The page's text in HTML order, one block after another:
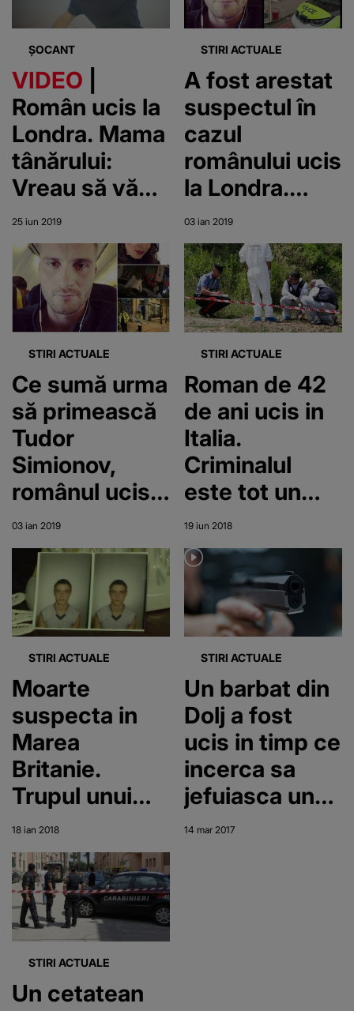
ȘOCANT
VIDEO
Român ucis la
Londra. Mama
tânărului:
Vreau să văd
cine i-a facut
asta și de ce
25 iun 2019
STIRI ACTUALE
A fost arestat
suspectul în
cazul
românului ucis
la Londra.
Cine este
criminalul lui
Tudor
03 ian 2019
STIRI ACTUALE
Ce sumă urma
să primească
Tudor
Simionov,
românul ucis
la Londra,
pentru o
noapte de
muncă! Iubita
lui l-a rugat să
stea acasă, el
a spus că
oferta primită
era "prea
bună"
03 ian 2019
STIRI ACTUALE
Roman de 42
de ani ucis in
Italia.
Criminalul
este tot un
roman
19 iun 2018
STIRI ACTUALE
Moarte
suspecta in
Marea
Britanie.
Trupul unui
roman a fost
gasit in scara
blocului in
care locuia –
Ce au
descoperit
oamenii legii
18 ian 2018
STIRI ACTUALE
Un barbat din
Dolj a fost
ucis in timp ce
incerca sa
jefuiasca un
bar din nordul
14 mar 2017
STIRI ACTUALE
Un cetatean